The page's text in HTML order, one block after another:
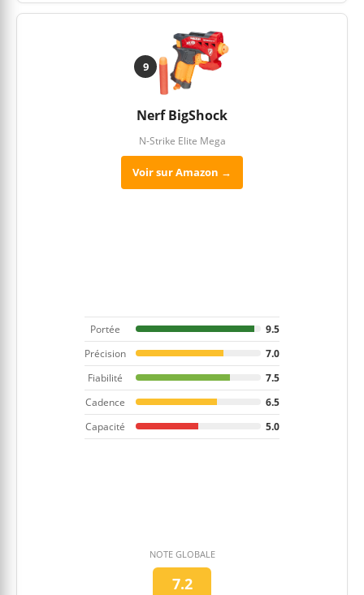
9
Nerf BigShock
N-Strike Elite Mega
Voir sur Amazon →
Portée
9.5
Précision
7.0
Fiabilité
7.5
Cadence
6.5
Capacité
5.0
NOTE GLOBALE
7.2